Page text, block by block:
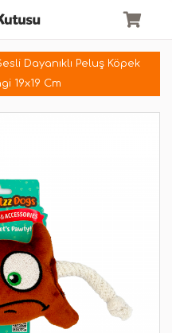
Dayanıklı Peluş Köpek
19x19 Cm